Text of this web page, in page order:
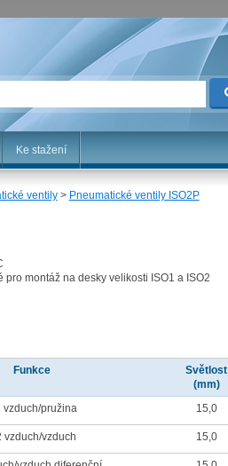
Ke stažení
ventily> Pneumatické ventily ISO2P
montáž na desky velikosti ISO1 a ISO2
Funkce
Světlost
(mm)
vzduch/pružina 15,0
vzduch/vzduch 15,0